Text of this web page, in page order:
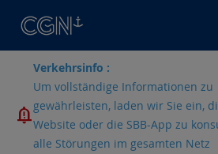
Verkehrsinfo :
Um vollständige Informationen zu
gewährleisten, laden wir Sie ein,
Website oder die SBB-App zu
alle Störungen im gesamten Netz